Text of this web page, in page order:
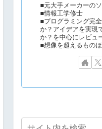
■元大手メーカーの
■情報工学修士
■プログラミング完
か？アイデアを実現
か？を中心にレビュ
■想像を超えるもの